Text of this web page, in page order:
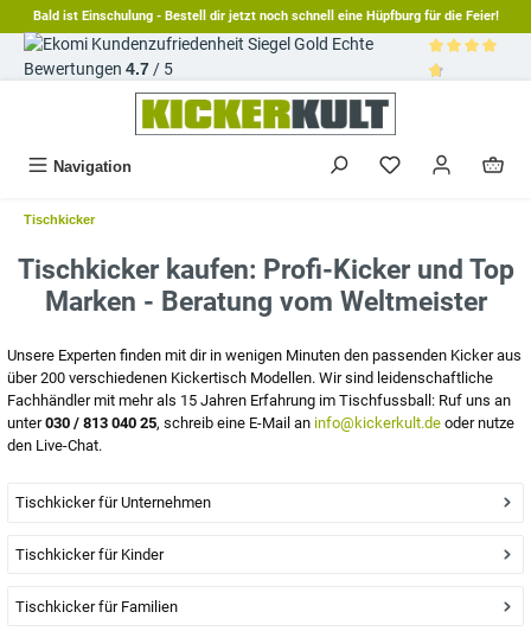
springen
Bald ist Einschulung - Bestell dir jetzt noch schnell eine Hüpfburg für die Feier!
Echte
Bewertungen 4.7/ 5
Navigation
Tischkicker
Tischkicker kaufen: Profi-Kicker und Top
Marken - Beratung vom Weltmeister
Unsere Experten finden mit dir in wenigen Minuten den passenden Kicker aus
über 200 verschiedenen Kickertisch Modellen. Wir sind leidenschaftliche
Fachhändler mit mehr als 15 Jahren Erfahrung im Tischfussball: Ruf uns an
unter030 / 813 040 25, schreib eine E-Mail an info@kickerkult.de oder nutze
den Live-Chat.
Tischkicker für Unternehmen
Tischkicker für Kinder
Tischkicker für Familien